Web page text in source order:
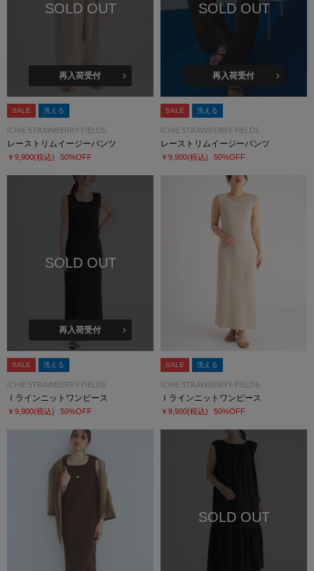
SOLD OUT
再入荷受付
SALE 洗える
ICHIE STRAWBERRY-FIELDS
レーストリムイージーパンツ
￥9,900(税込) 50%OFF
SOLD OUT
再入荷受付
SALE 洗える
ICHIE STRAWBERRY-FIELDS
レーストリムイージーパンツ
￥9,900(税込) 50%OFF
SOLD OUT
再入荷受付
SALE 洗える
ICHIE STRAWBERRY-FIELDS
Ｉラインニットワンピース
￥9,900(税込) 50%OFF
SALE 洗える
ICHIE STRAWBERRY-FIELDS
Ｉラインニットワンピース
￥9,900(税込) 50%OFF
SOLD OUT